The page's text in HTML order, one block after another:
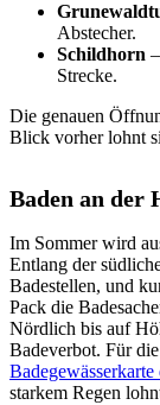
Abstecher.
Schildhorn
Strecke.
Die genauen
Blick vorher lohnt
Baden an der
Im Sommer wird
Entlang der
Badestellen, und
Pack die
Nördlich bis auf
Badeverbot. Für
starkem Regen